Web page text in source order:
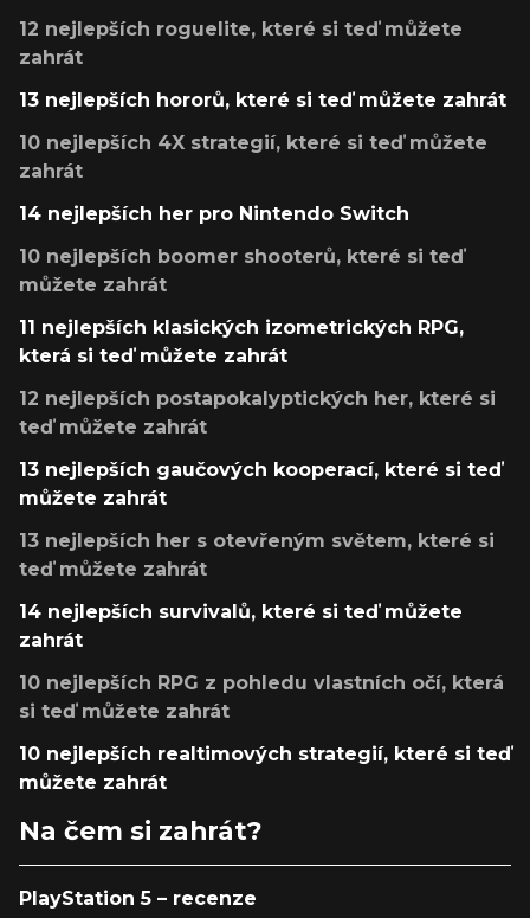
12 nejlepších roguelite, které si teď můžete
zahrát
13 nejlepších hororů, které si teď můžete zahrát
10 nejlepších 4X strategií, které si teď můžete
zahrát
14 nejlepších her pro Nintendo Switch
10 nejlepších boomer shooterů, které si teď
můžete zahrát
11 nejlepších klasických izometrických RPG,
která si teď můžete zahrát
12 nejlepších postapokalyptických her, které si
teď můžete zahrát
13 nejlepších gaučových kooperací, které si teď
můžete zahrát
13 nejlepších her s otevřeným světem, které si
teď můžete zahrát
14 nejlepších survivalů, které si teď můžete
zahrát
10 nejlepších RPG z pohledu vlastních očí, která
si teď můžete zahrát
10 nejlepších realtimových strategií, které si teď
můžete zahrát
Na čem si zahrát?
PlayStation 5 – recenze